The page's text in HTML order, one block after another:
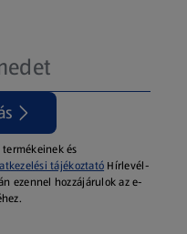
és
tájékoztató Hírlevél-
ezennel hozzájárulok az e-